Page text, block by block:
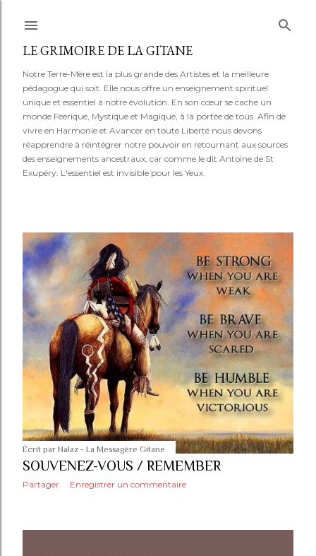
LE GRIMOIRE DE LA GITANE
Notre Terre-Mère est la plus grande des Artistes et la meilleure
pédagogue qui soit. Elle nous offre un enseignement spirituel
unique et essentiel à notre évolution. En son cœur se cache un
monde Féerique, Mystique et Magique, à la portée de tous. Afin de
vivre en Harmonie et Avancer en toute Liberté nous devons
réapprendre à réintégrer notre pouvoir en retournant aux sources
des enseignements ancestraux, car comme le dit Antoine de St
Exupéry: L'essentiel est invisible pour les Yeux.
A
r
t
i
c
l
e
s
Écrit par Nalaz - La Messagère Gitane
SOUVENEZ-VOUS / REMEMBER
Partager Enregistrer un commentaire